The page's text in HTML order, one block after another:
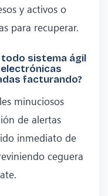
y activos o
para recuperar.
todo sistema ágil
facturando?
minuciosos
de alertas
inmediato de
ceguera